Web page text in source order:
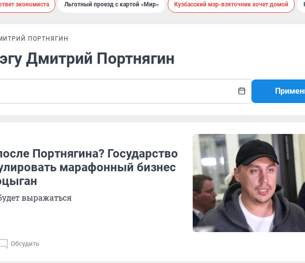
экономиста Льготный проезд с картой «Мир» Кузбасский мэр-взяточник хочет домой
ПОРТНЯГИН
Дмитрий Портнягин
Портнягина? Государство
марафонный бизнес
выражаться
Обсудить